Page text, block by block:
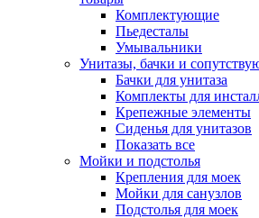
Комплектующие
Пьедесталы
Умывальники
Унитазы, бачки и
Бачки для унитаза
Комплекты для
Крепежные элементы
Сиденья для унитазов
Показать все
Мойки и подстолья
Крепления для моек
Мойки для санузлов
Подстолья для моек